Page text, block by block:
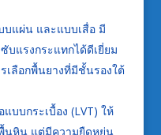
แผ่น และแบบเสื่อ มี
แรงกระแทกได้ดีเยี่ยม
เลือกพื้นยางที่มีชั้นรองใต้
บบกระเบื้อง (LVT) ให้
นหิน แต่มีความยืดหยุ่น